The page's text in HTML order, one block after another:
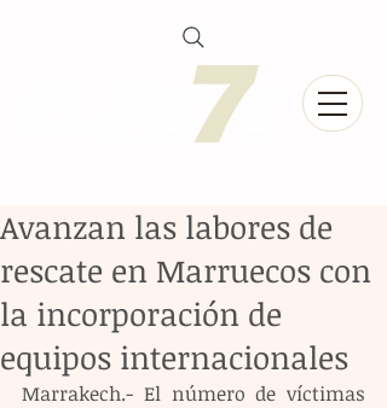
Avanzan las labores de
rescate en Marruecos con
la incorporación de
equipos internacionales
Marrakech.- El número de víctimas